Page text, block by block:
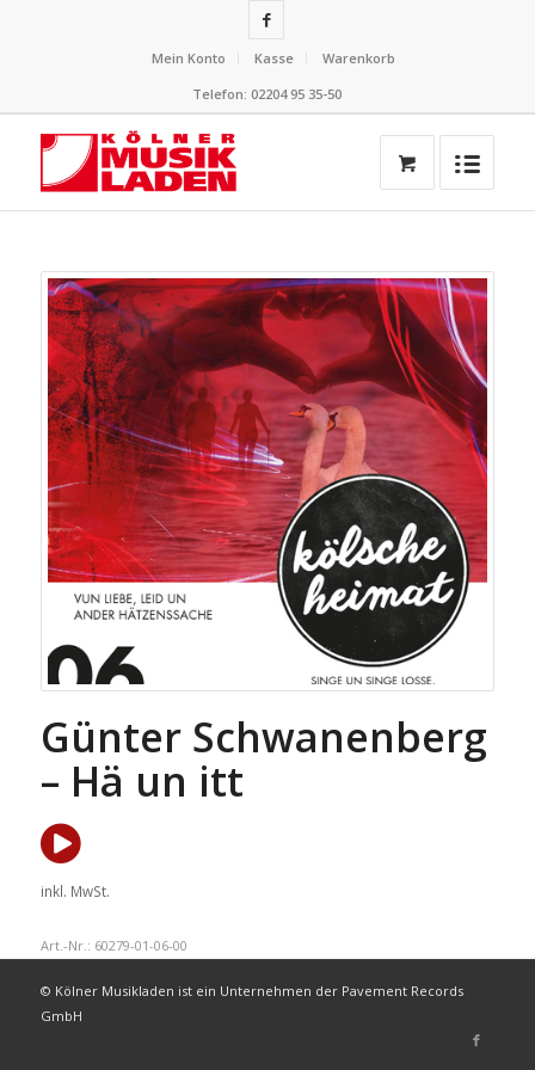
Mein Konto Kasse
Warenkorb
Telefon: 02204 95 35-50
Günter Schwanenberg
– Hä un itt
inkl. MwSt.
Art.-Nr.: 60279-01-06-00
© Kölner Musikladen ist ein Unternehmen der Pavement Records
GmbH